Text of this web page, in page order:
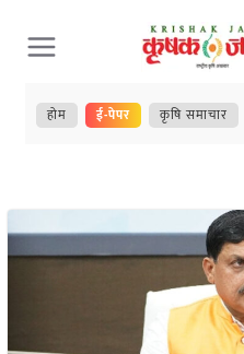
Skip
to
content
होम ई-पेपर कृषि समाचार